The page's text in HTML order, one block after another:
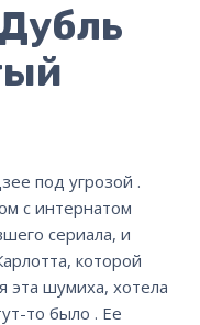
под угрозой .
с интернатом
сериала, и
которой
эта шумиха, хотела
то было . Ее